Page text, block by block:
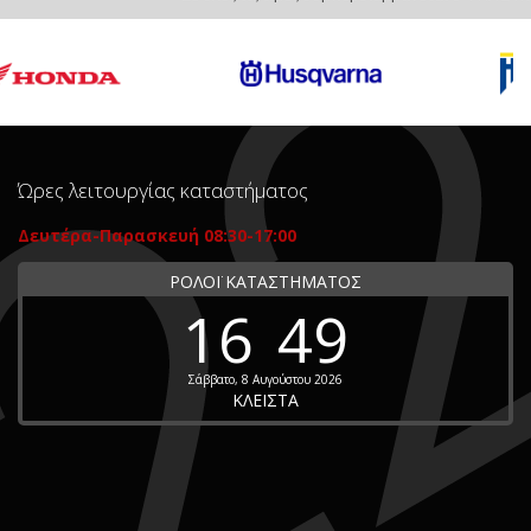
Ώρες λειτουργίας καταστήματος
Δευτέρα-Παρασκευή 08:30-17:00
ΡΟΛΟΪ ΚΑΤΑΣΤΗΜΑΤΟΣ
16 49
Σάββατο, 8 Αυγούστου 2026
ΚΛΕΙΣΤΑ